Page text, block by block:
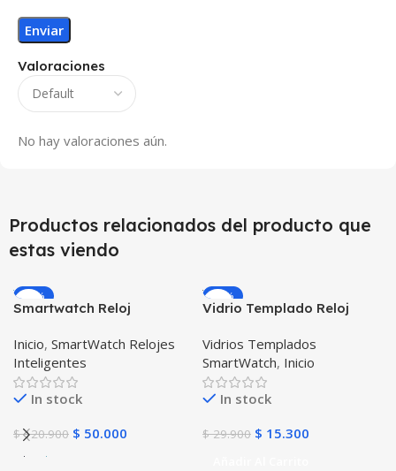
Valoraciones
No hay valoraciones aún.
Productos relacionados del producto que
estas viendo
-59%
Smartwatch Reloj
GPS Ubicar Niños SOS
Inicio, SmartWatch Relojes
Inteligentes
In stock
$120.900 $ 50.000
-49%
Vidrio Templado Reloj
Huawei Gt2 46mm
Vidrios Templados
SmartWatch, Inicio
In stock
$29.900 $ 15.300